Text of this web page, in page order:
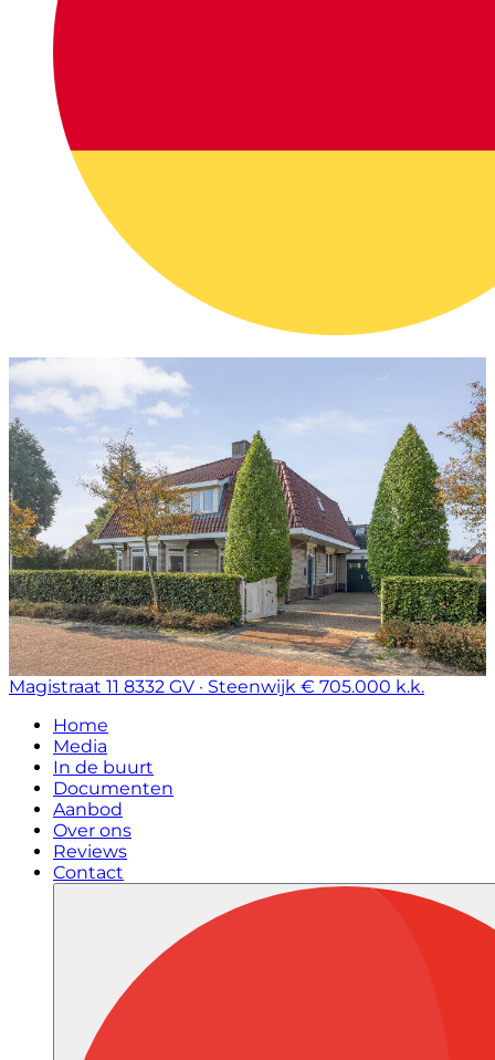
Magistraat 11 8332 GV · Steenwijk € 705.000 k.k.
Home
Media
In de buurt
Documenten
Aanbod
Over ons
Reviews
Contact